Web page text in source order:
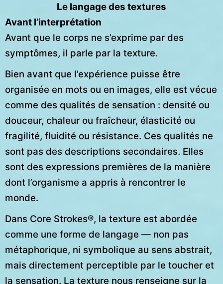
Le langage des textures
Avant l’interprétation
Avant que le corps ne s’exprime par des
symptômes, il parle par la texture.
Bien avant que l’expérience puisse être
organisée en mots ou en images, elle est vécue
comme des qualités de sensation : densité ou
douceur, chaleur ou fraîcheur, élasticité ou
fragilité, fluidité ou résistance. Ces qualités ne
sont pas des descriptions secondaires. Elles
sont des expressions premières de la manière
dont l’organisme a appris à rencontrer le
monde.
Dans Core Strokes®, la texture est abordée
comme une forme de langage — non pas
métaphorique, ni symbolique au sens abstrait,
mais directement perceptible par le toucher et
la sensation. La texture nous renseigne sur la